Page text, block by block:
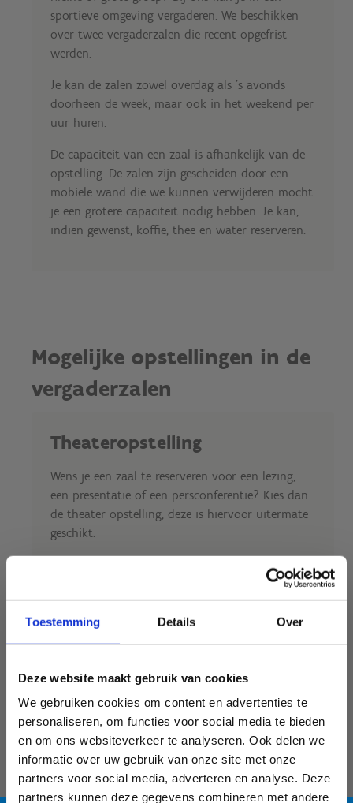
Toestemming Details Over
Deze website maakt gebruik van cookies
We gebruiken cookies om content en advertenties te
personaliseren, om functies voor social media te bieden
en om ons websiteverkeer te analyseren. Ook delen we
informatie over uw gebruik van onze site met onze
partners voor social media, adverteren en analyse. Deze
partners kunnen deze gegevens combineren met andere
sportieve omgeving vergaderen. We beschikken
over twee vergaderzalen die recent opgefrist
werden.
Je kan de zalen zowel overdag als 's avonds
doorheen de week, maar ook in het weekend per
uur huren.
De capaciteit van een zaal is afhankelijk van de
opstelling. De zalen zijn gescheiden door een
mobiele wand die we kunnen verwijderen mocht
je een grotere capaciteit nodig hebben. Je kan,
indien gewenst, koffie, thee en water reserveren.
Mogelijke opstellingen in de
vergaderzalen
Theateropstelling
Wens je een zaal te reserveren voor een lezing,
een presentatie of een persconferentie? Kies dan
de theater opstelling, deze is hiervoor uitermate
geschikt.
Vergaderzaal 1 & 2: maximaal 60 deelnemers